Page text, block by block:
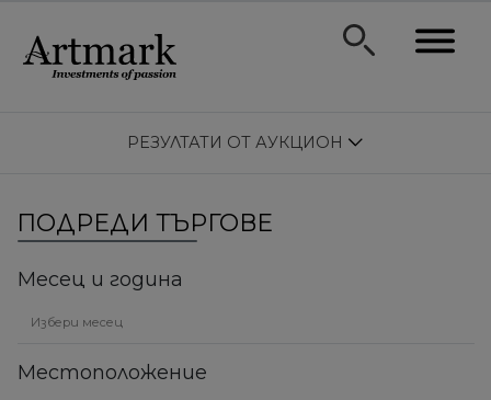
РЕЗУЛТАТИ ОТ АУКЦИОН
ПОДРЕДИ ТЪРГОВЕ
Месец и година
Местоположение